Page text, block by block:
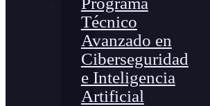
Técnico
Avanzado en
Ciberseguridad
e Inteligencia
Artificial